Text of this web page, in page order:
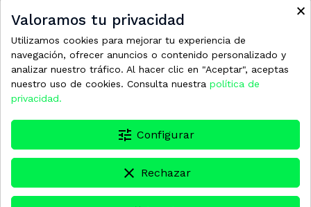
CAT_033972
OBS KIT DE VALVULAS
5CP PARA 6221
416,81 €
0222179
TAPON 1/2" PARA CAT
25,11 €
×
Valoramos tu privacidad
Utilizamos cookies para mejorar tu experiencia de
navegación, ofrecer anuncios o contenido personalizado y
analizar nuestro tráfico. Al hacer clic en "Aceptar", aceptas
nuestro uso de cookies. Consulta nuestra política de
privacidad.
tune Configurar
clear Rechazar